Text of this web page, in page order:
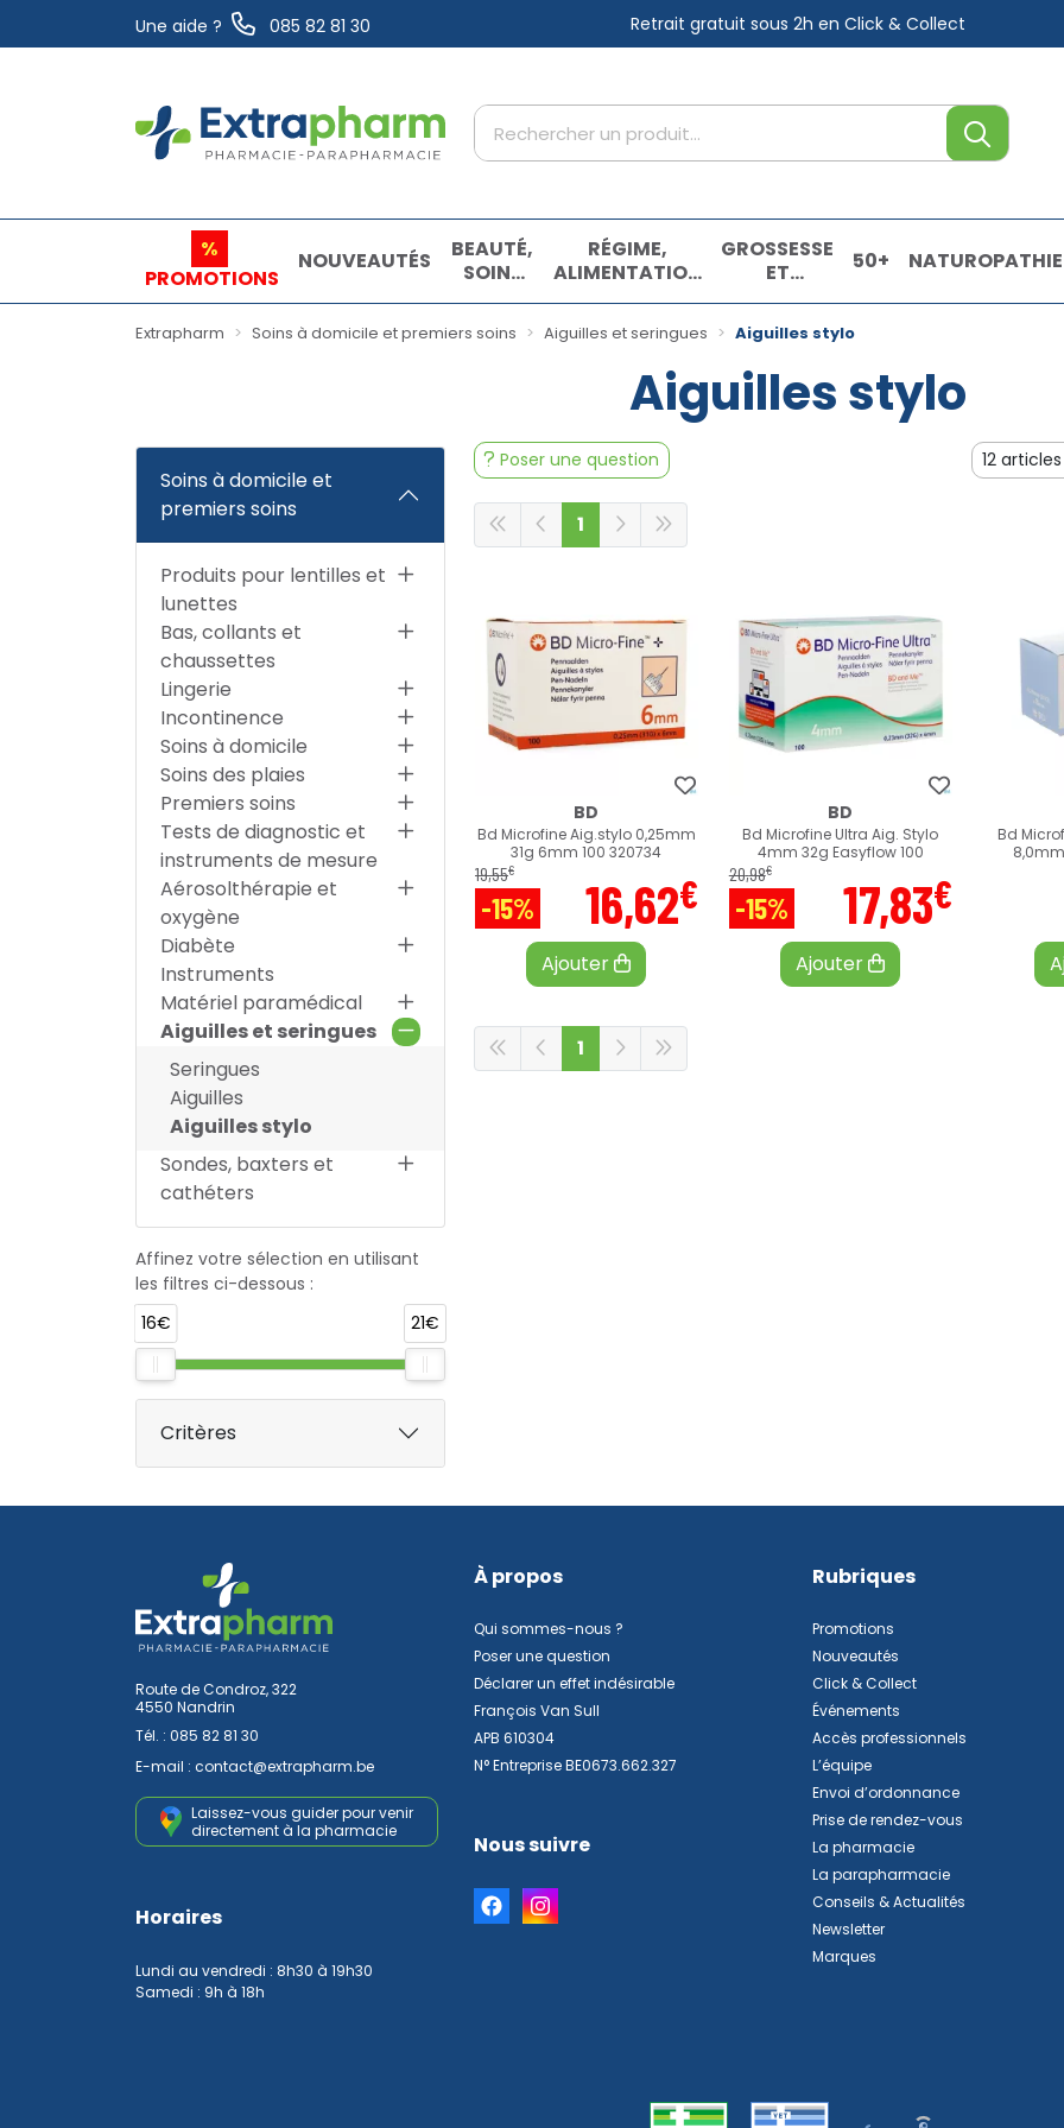
Une aide ? 085 82 81 30 Retrait gratuit sous 2h en Click & Collect
Extrapharm Votre pharmacie en ligne à votre service
%
PROMOTIONS
NOUVEAUTÉS
BEAUTÉ,
SOINS
ET
RÉGIME,
ALIMENTATION
& VITAMINES
GROSSESSE
ET
ENFANTS
50+ NATUROPATHIE
Extrapharm Soins à domicile et premiers soins Aiguilles et seringues Aiguilles stylo
Aiguilles stylo
Poser une question
1
BD
Bd Microfine Aig.stylo 0,25mm
31g 6mm 100 320734
19,55€
-15% 16,62€
Ajouter
BD
Bd Microfine Ultra Aig. Stylo
4mm 32g Easyflow 100
20,98€
-15% 17,83€
Ajouter
Bd
1
Soins à domicile et
premiers soins
Produits pour lentilles et
lunettes
Bas, collants et
chaussettes
Lingerie
Incontinence
Soins à domicile
Soins des plaies
Premiers soins
Tests de diagnostic et
instruments de mesure
Aérosolthérapie et
oxygène
Diabète
Instruments
Matériel paramédical
Aiguilles et seringues
Seringues
Aiguilles
Aiguilles stylo
Sondes, baxters et
cathéters
Affinez votre sélection en utilisant
les filtres ci-dessous :
16€
21€
Critères
Route de Condroz, 322
4550 Nandrin
Tél. : 085 82 81 30
E-mail : contact@extrapharm.be
Laissez-vous guider pour venir
directement à la pharmacie
Horaires
Lundi au vendredi : 8h30 à 19h30
Samedi : 9h à 18h
À propos
Qui sommes-nous ?
Poser une question
Déclarer un effet indésirable
François Van Sull
APB 610304
N° Entreprise BE0673.662.327
Nous suivre
Rubriques
Promotions
Nouveautés
Click & Collect
Événements
Accès professionnels
L’équipe
Envoi d’ordonnance
Prise de rendez-vous
La pharmacie
La parapharmacie
Conseils & Actualités
Newsletter
Marques